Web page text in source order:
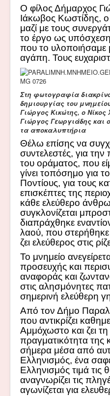
Ο φίλος Δήμαρχος
Ιάκωβος Κωστίδης,
μαζί με τους
το έργο ως υπόσχεση
που το υλοποιήσαμε
αγάπη. Τους
Στη φωτογραφία
δημιουργίας του
Γιώργος Κικώτης, ο Νίκος
Γιώργος Γεωργιάδης και
τα αποκαλυπτήρια
Θέλω επίσης να
συντελεστές, για
του οράματος, που
γίνει τοπόσημο για
Ποντίους, για τους
επισκέπτες της
κάθε ελεύθερο
συγκλονίζεται
διαπράχθηκε
λαού, που
ζει ελεύθερος στις
Το μνημείο
προσευχής και
αναφοράς και
στις αλησμόνητες
σημερινή ελεύθερη
Από τον Δήμο
που αντικρίζει
Αμμόχωστο και ζει
πραγματικότητα της
σήμερα μέσα από
Ελληνισμός, ένα
Ελληνισμός τιμά τις
αναγνωρίζει τις
αγωνίζεται για